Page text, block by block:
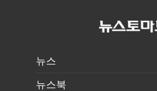
뉴스
뉴스북